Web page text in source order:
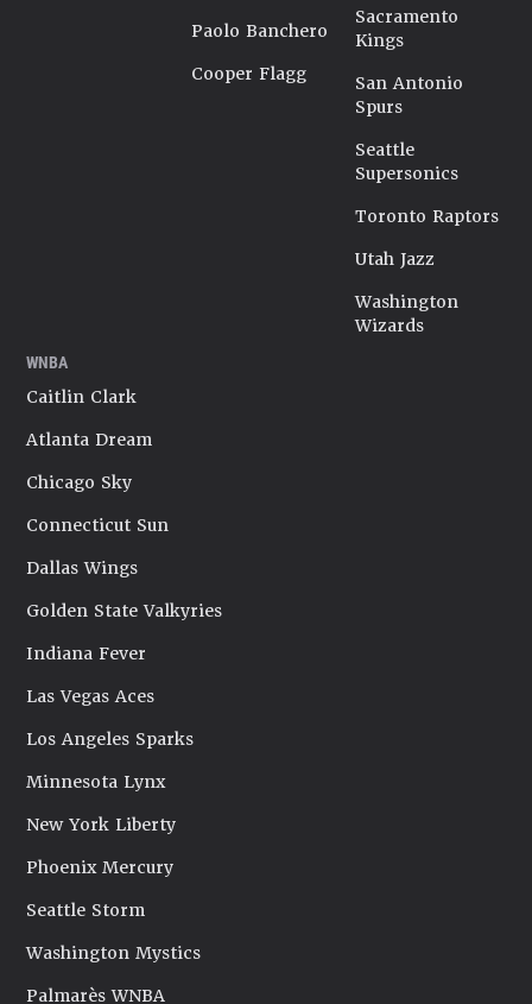
Paolo Banchero
Cooper Flagg
Sacramento
Kings
San Antonio
Spurs
Seattle
Supersonics
Toronto Raptors
Utah Jazz
Washington
Wizards
WNBA
Caitlin Clark
Atlanta Dream
Chicago Sky
Connecticut Sun
Dallas Wings
Golden State Valkyries
Indiana Fever
Las Vegas Aces
Los Angeles Sparks
Minnesota Lynx
New York Liberty
Phoenix Mercury
Seattle Storm
Washington Mystics
Palmarès WNBA